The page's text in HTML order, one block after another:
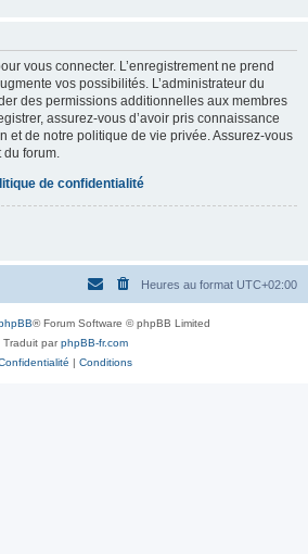
vous connecter. L’enregistrement ne prend
vos possibilités. L’administrateur du
des permissions additionnelles aux membres
assurez-vous d’avoir pris connaissance
et de notre politique de vie privée. Assurez-vous
forum.
de confidentialité
Heures au format UTC+02:00
® Forum Software © phpBB Limited
Traduit parphpBB-fr.com
| Conditions